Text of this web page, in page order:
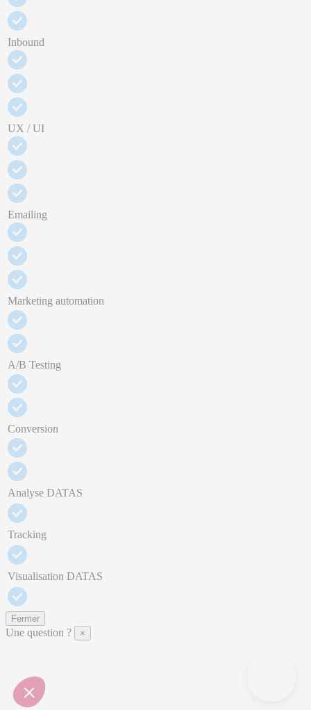
Inbound
UX / UI
Emailing
Marketing automation
A/B Testing
Conversion
Analyse DATAS
Tracking
Visualisation DATAS
Fermer
Une question ? ×